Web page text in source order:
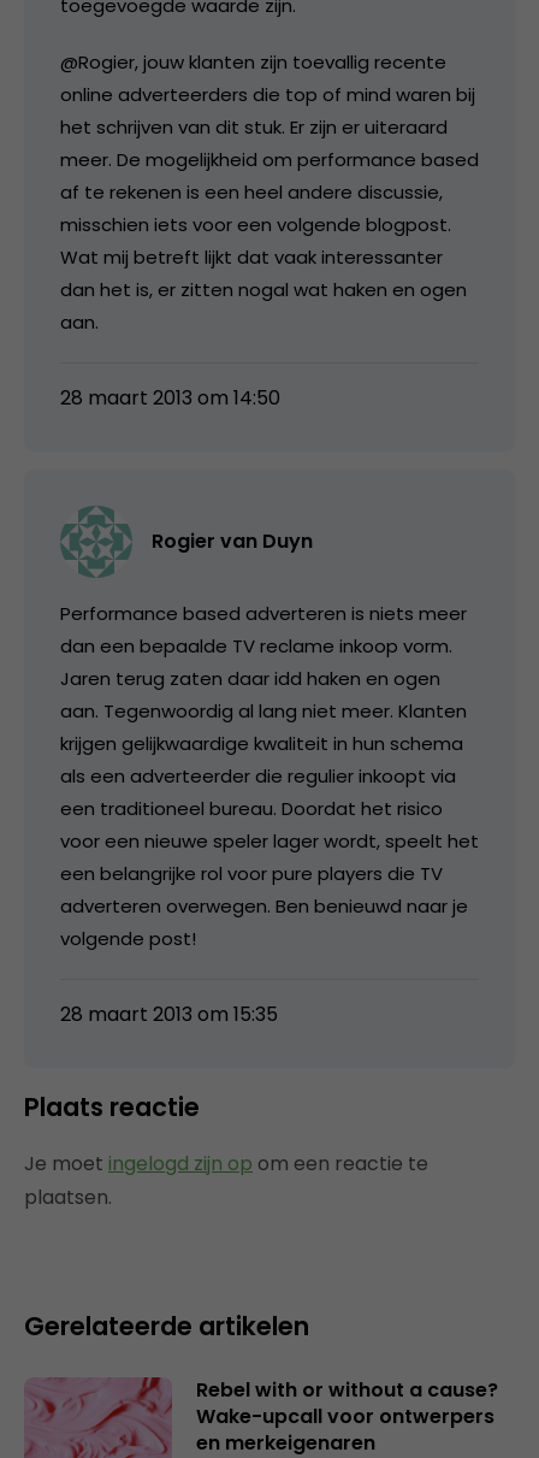
toegevoegde waarde zijn.
@Rogier, jouw klanten zijn toevallig recente
online adverteerders die top of mind waren bij
het schrijven van dit stuk. Er zijn er uiteraard
meer. De mogelijkheid om performance based
af te rekenen is een heel andere discussie,
misschien iets voor een volgende blogpost.
Wat mij betreft lijkt dat vaak interessanter
dan het is, er zitten nogal wat haken en ogen
aan.
28 maart 2013 om 14:50
Rogier van Duyn
Performance based adverteren is niets meer
dan een bepaalde TV reclame inkoop vorm.
Jaren terug zaten daar idd haken en ogen
aan. Tegenwoordig al lang niet meer. Klanten
krijgen gelijkwaardige kwaliteit in hun schema
als een adverteerder die regulier inkoopt via
een traditioneel bureau. Doordat het risico
voor een nieuwe speler lager wordt, speelt het
een belangrijke rol voor pure players die TV
adverteren overwegen. Ben benieuwd naar je
volgende post!
28 maart 2013 om 15:35
Plaats reactie
Je moet ingelogd zijn op om een reactie te
plaatsen.
Gerelateerde artikelen
Rebel with or without a cause?
Wake-upcall voor ontwerpers
en merkeigenaren